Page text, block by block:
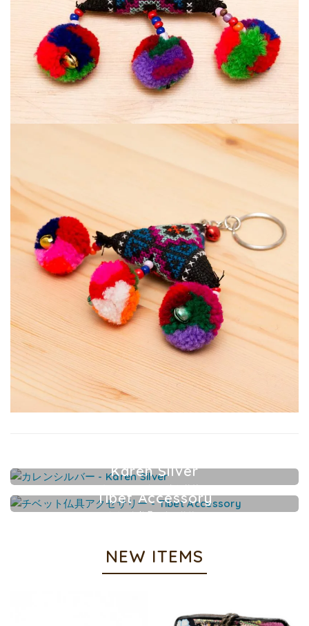
Karen Silver
カレンシルバーアクセサリー
Tibet Accessory
チベット仏具アクセサリー
NEW ITEMS